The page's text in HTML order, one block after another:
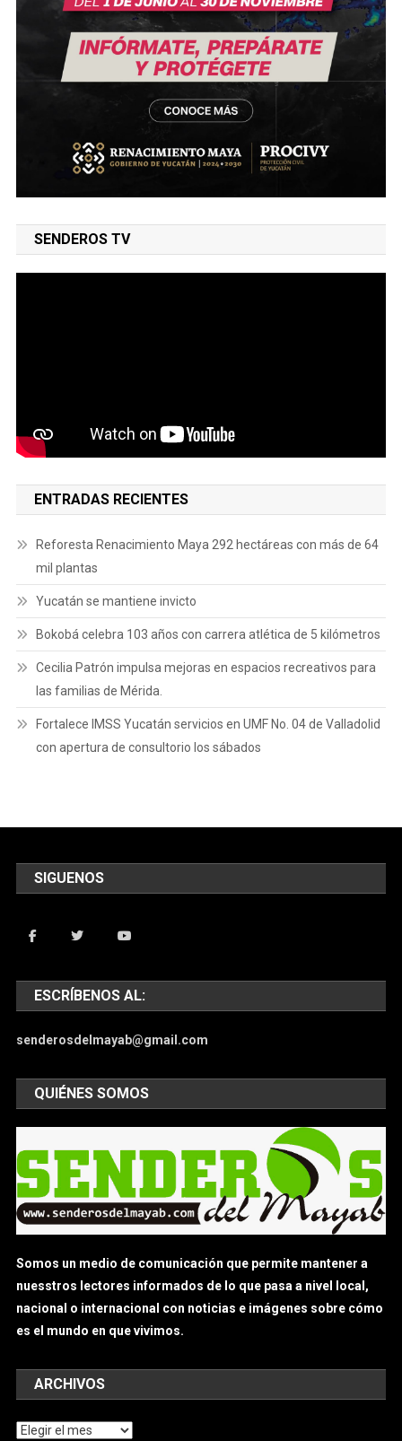
SENDEROS TV
ENTRADAS RECIENTES
Reforesta Renacimiento Maya 292 hectáreas con más de 64
mil plantas
Yucatán se mantiene invicto
Bokobá celebra 103 años con carrera atlética de 5 kilómetros
Cecilia Patrón impulsa mejoras en espacios recreativos para
las familias de Mérida.
Fortalece IMSS Yucatán servicios en UMF No. 04 de Valladolid
con apertura de consultorio los sábados
SIGUENOS
ESCRÍBENOS AL:
senderosdelmayab@gmail.com
QUIÉNES SOMOS
Somos un medio de comunicación que permite mantener a
nuesstros lectores informados de lo que pasa a nivel local,
nacional o internacional con noticias e imágenes sobre cómo
es el mundo en que vivimos.
ARCHIVOS
Archivos